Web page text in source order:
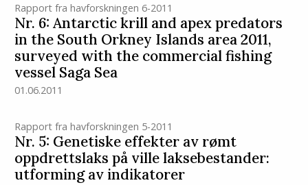
Rapport fra havforskningen 6-2011
Nr. 6: Antarctic krill and apex predators
in the South Orkney Islands area 2011,
surveyed with the commercial fishing
vessel Saga Sea
01.06.2011
Rapport fra havforskningen 5-2011
Nr. 5: Genetiske effekter av rømt
oppdrettslaks på ville laksebestander:
utforming av indikatorer